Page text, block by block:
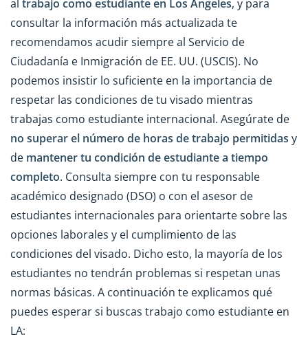
al trabajo como estudiante en Los Ángeles, y para
consultar la información más actualizada te
recomendamos acudir siempre al Servicio de
Ciudadanía e Inmigración de EE. UU. (USCIS). No
podemos insistir lo suficiente en la importancia de
respetar las condiciones de tu visado mientras
trabajas como estudiante internacional. Asegúrate de
no superar el número de horas de trabajo permitidas y
de mantener tu condición de estudiante a tiempo
completo. Consulta siempre con tu responsable
académico designado (DSO) o con el asesor de
estudiantes internacionales para orientarte sobre las
opciones laborales y el cumplimiento de las
condiciones del visado. Dicho esto, la mayoría de los
estudiantes no tendrán problemas si respetan unas
normas básicas. A continuación te explicamos qué
puedes esperar si buscas trabajo como estudiante en
LA: